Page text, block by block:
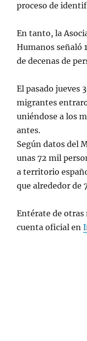
proceso de
En tanto, la
Humanos señaló
de decenas de
El pasado jueves
migrantes
uniéndose a los
antes.
Según datos del
unas 72 mil
a territorio
que alrededor de
Entérate de
cuenta oficial en